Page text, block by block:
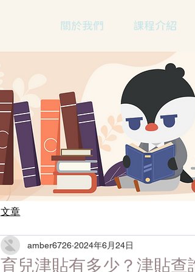
關於我們 課程介紹
文章
育兒津貼有多少？津貼
amber6726 2024年6月24日